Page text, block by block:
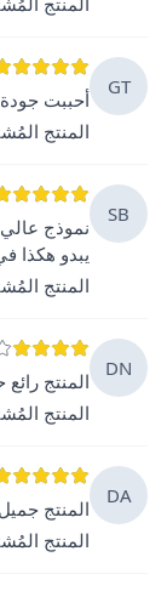
GT
أحببت
المنتج
SB
نموذج
يبدو هكذا
المنتج
DN
المنتج رائع
المنتج
DA
المنتج
المنتج